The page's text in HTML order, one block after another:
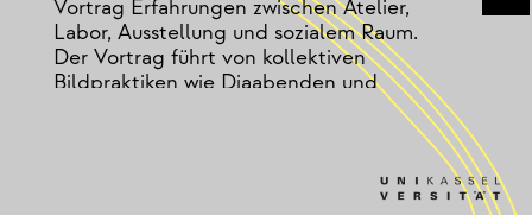
Vortrag Erfahrungen zwischen Atelier,
Labor, Ausstellung und sozialem Raum.
Der Vortrag führt von kollektiven
Bildpraktiken wie Diaabenden und
Super-8-Projektionen bis zu aktuellen
Arbeiten, in denen Film als Prozess des
Wiederaufnehmens verstanden wird.